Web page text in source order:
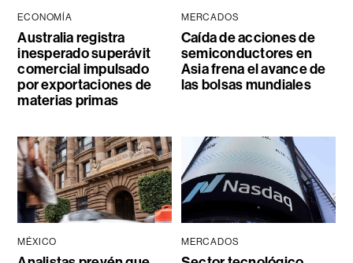
ECONOMÍA
Australia registra
inesperado superávit
comercial impulsado
por exportaciones de
materias primas
MERCADOS
Caída de acciones de
semiconductores en
Asia frena el avance de
las bolsas mundiales
MÉXICO MERCADOS